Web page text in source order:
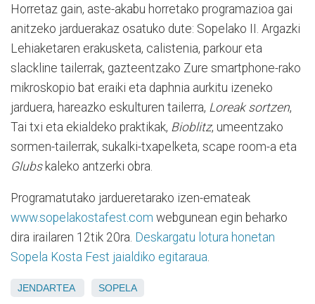
Horretaz gain, aste-akabu horretako programazioa gai
anitzeko jarduerakaz osatuko dute: Sopelako II. Argazki
Lehiaketaren erakusketa, calistenia, parkour eta
slackline tailerrak, gazteentzako Zure smartphone-rako
mikroskopio bat eraiki eta daphnia aurkitu izeneko
jarduera, hareazko eskulturen tailerra, Loreak sortzen,
Tai txi eta ekialdeko praktikak, Bioblitz, umeentzako
sormen-tailerrak, sukalki-txapelketa, scape room-a eta
Glubskaleko antzerki obra.
Programatutako jardueretarako izen-emateak
www.sopelakostafest.com webgunean egin beharko
dira irailaren 12tik 20ra. Deskargatu lotura honetan
Sopela Kosta Fest jaialdiko egitaraua.
JENDARTEA SOPELA